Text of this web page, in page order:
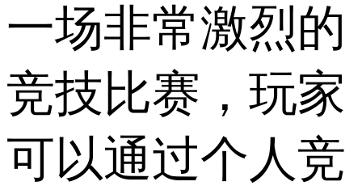
一场非常激烈的
竞技比赛，玩家
可以通过个人竞